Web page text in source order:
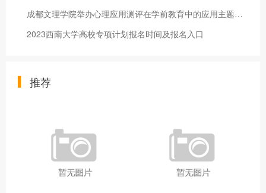
成都文理学院举办心理应用测评在学前教育中的应用主题讲座
2023西南大学高校专项计划报名时间及报名入口
推荐